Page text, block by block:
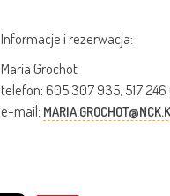
Informacje i rezerwacja:
Maria Grochot
telefon: 605 307 935, 517 246
e-mail: